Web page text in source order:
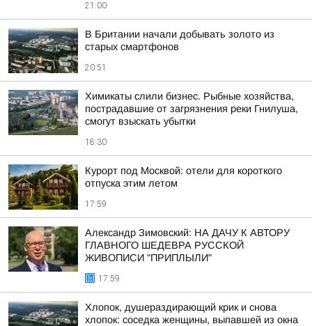
21:00
В Британии начали добывать золото из
старых смартфонов
20:51
Химикаты слили бизнес. Рыбные хозяйства,
пострадавшие от загрязнения реки Гнилуша,
смогут взыскать убытки
18:30
Курорт под Москвой: отели для короткого
отпуска этим летом
17:59
Александр Зимовский: НА ДАЧУ К АВТОРУ
ГЛАВНОГО ШЕДЕВРА РУССКОЙ
ЖИВОПИСИ "ПРИПЛЫЛИ"
17:59
Хлопок, душераздирающий крик и снова
хлопок: соседка женщины, выпавшей из окна